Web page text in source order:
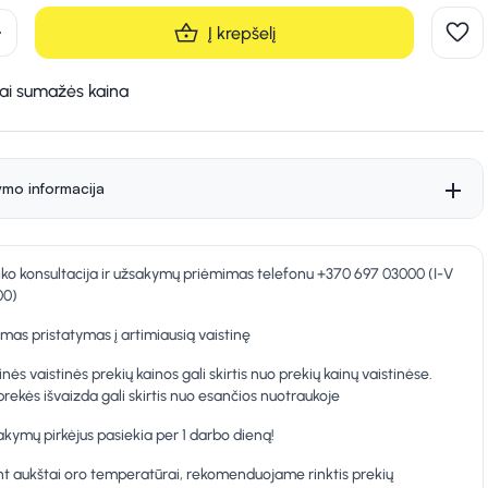
Į krepšelį
sumažės kaina
informacija
konsultacija ir užsakymų priėmimas telefonu +370 697 03000 (I-V
pristatymas į artimiausią vaistinę
vaistinės prekių kainos gali skirtis nuo prekių kainų vaistinėse.
išvaizda gali skirtis nuo esančios nuotraukoje
pirkėjus pasiekia per 1 darbo dieną!
aukštai oro temperatūrai, rekomenduojame rinktis prekių